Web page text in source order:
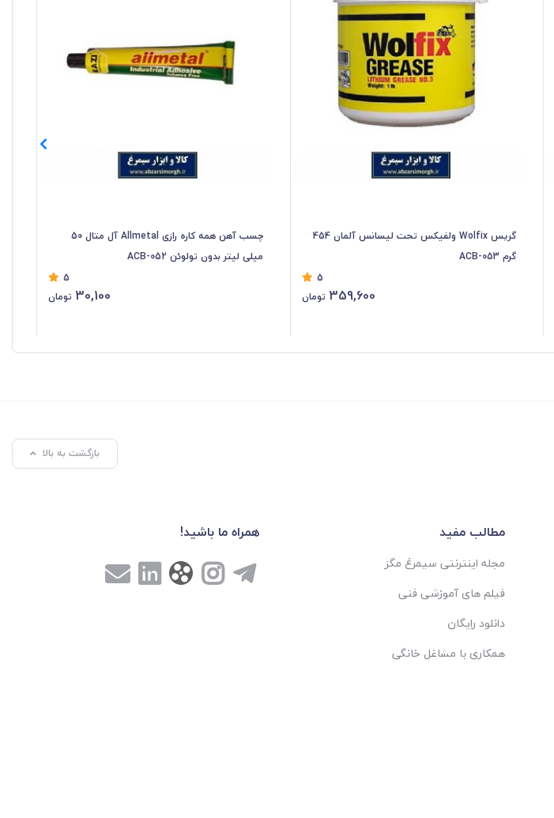
گریس Wolfix ولفیکس تحت لیسانس آلمان 454
گرم ACB-053
5
359,600 تومان
چسب آهن همه کاره رازی Allmetal آل متال 50
میلی لیتر بدون تولوئن ACB-052
5
30,100 تومان
بازگشت به بالا
مطالب مفید
مجله اینترنتی سیمرغ مگز
فیلم های آموزشی فنی
دانلود رایگان
همکاری با مشاغل خانگی
همراه ما باشید!